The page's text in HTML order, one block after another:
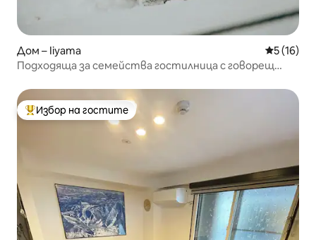
Дом – Iiyama Средна
5 (16)
Подходяща за семейства гостилница с говорещ
Най-популярен избор на гостите
Избор на гостите